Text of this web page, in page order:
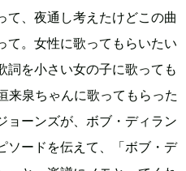
て、夜通し考えたけどこの曲
て。女性に歌ってもらいたい
詞を小さい女の子に歌っても
来泉ちゃんに歌ってもらった
ョーンズが、ボブ・ディラン
ソードを伝えて、「ボブ・デ